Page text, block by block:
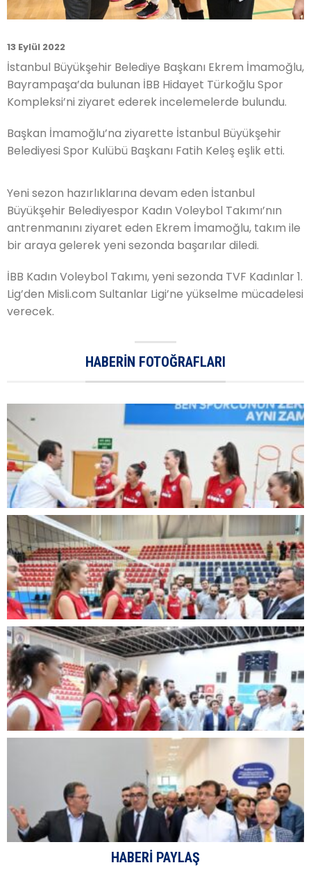
13 Eylül 2022
İstanbul Büyükşehir Belediye Başkanı Ekrem İmamoğlu,
Bayrampaşa’da bulunan İBB Hidayet Türkoğlu Spor
Kompleksi’ni ziyaret ederek incelemelerde bulundu.
Başkan İmamoğlu’na ziyarette İstanbul Büyükşehir
Belediyesi Spor Kulübü Başkanı Fatih Keleş eşlik etti.
Yeni sezon hazırlıklarına devam eden İstanbul
Büyükşehir Belediyespor Kadın Voleybol Takımı’nın
antrenmanını ziyaret eden Ekrem İmamoğlu, takım ile
bir araya gelerek yeni sezonda başarılar diledi.
İBB Kadın Voleybol Takımı, yeni sezonda TVF Kadınlar 1.
Lig’den Misli.com Sultanlar Ligi’ne yükselme mücadelesi
verecek.
HABERIN FOTOĞRAFLARI
HABERI PAYLAŞ